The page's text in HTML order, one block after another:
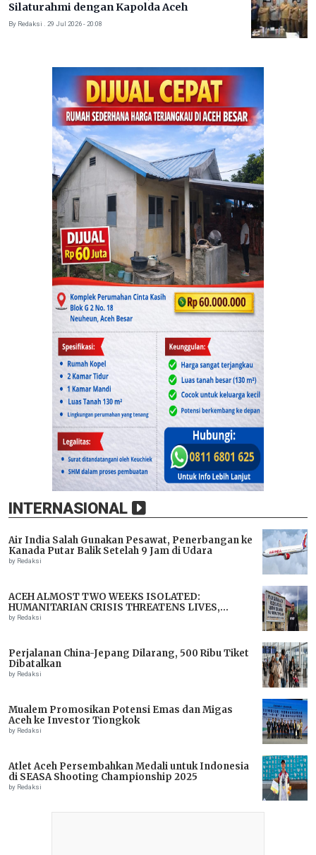
Silaturahmi dengan Kapolda Aceh
By Redaksi . 29 Jul 2026 - 20:08
INTERNASIONAL
Air India Salah Gunakan Pesawat, Penerbangan ke
Kanada Putar Balik Setelah 9 Jam di Udara
by Redaksi
ACEH ALMOST TWO WEEKS ISOLATED:
HUMANITARIAN CRISIS THREATENS LIVES,
IMMEDIATE ASSISTANCE URGENTLY NEEDED
by Redaksi
Perjalanan China-Jepang Dilarang, 500 Ribu Tiket
Dibatalkan
by Redaksi
Mualem Promosikan Potensi Emas dan Migas
Aceh ke Investor Tiongkok
by Redaksi
Atlet Aceh Persembahkan Medali untuk Indonesia
di SEASA Shooting Championship 2025
by Redaksi